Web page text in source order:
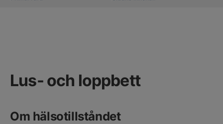
Lus- och loppbett
Om hälsotillståndet